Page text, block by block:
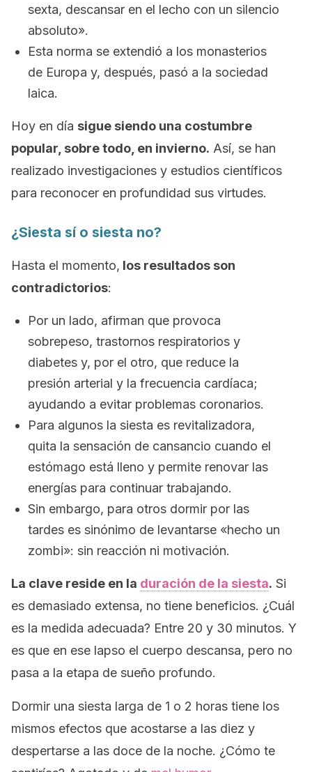
sexta, descansar en el lecho con un silencio
absoluto».
Esta norma se extendió a los monasterios
de Europa y, después, pasó a la sociedad
laica.
Hoy en día sigue siendo una costumbre
popular, sobre todo, en invierno. Así, se han
realizado investigaciones y estudios científicos
para reconocer en profundidad sus virtudes.
¿Siesta sí o siesta no?
Hasta el momento, los resultados son
contradictorios:
Por un lado, afirman que provoca
sobrepeso, trastornos respiratorios y
diabetes y, por el otro, que reduce la
presión arterial y la frecuencia cardíaca;
ayudando a evitar problemas coronarios.
Para algunos la siesta es revitalizadora,
quita la sensación de cansancio cuando el
estómago está lleno y permite renovar las
energías para continuar trabajando.
Sin embargo, para otros dormir por las
tardes es sinónimo de levantarse «hecho un
zombi»: sin reacción ni motivación.
La clave reside en la duración de la siesta. Si
es demasiado extensa, no tiene beneficios. ¿Cuál
es la medida adecuada? Entre 20 y 30 minutos. Y
es que en ese lapso el cuerpo descansa, pero no
pasa a la etapa de sueño profundo.
Dormir una siesta larga de 1 o 2 horas tiene los
mismos efectos que acostarse a las diez y
despertarse a las doce de la noche. ¿Cómo te